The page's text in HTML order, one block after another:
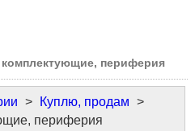
периферия
> Куплю, продам >
периферия